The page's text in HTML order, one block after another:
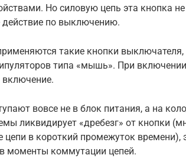
Но силовую цепь эта кнопка
действие по выключению.
такие кнопки выключателя,
типа «мышь». При
включение.
вовсе не в блок питания, а на
ликвидирует «дребезг» от кнопки
в короткий промежуток времени),
моменты коммутации цепей.